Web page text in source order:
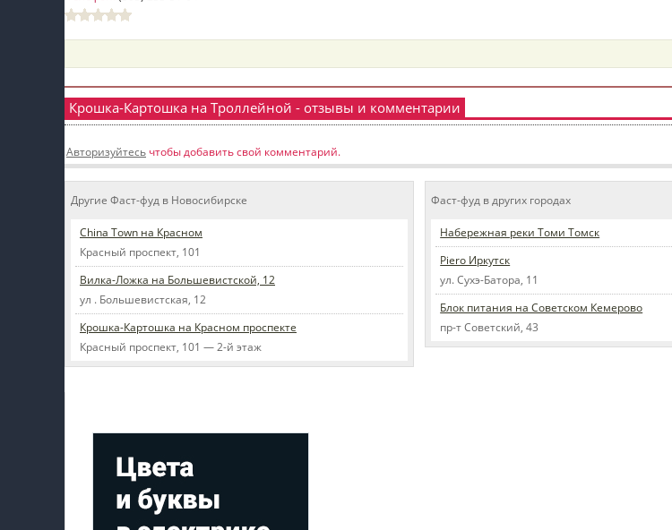
пїЅпїЅпїЅ
пїЅпїЅпїЅ
пїЅпїЅпїЅпїЅпїЅпїЅпїЅпїЅпїЅ
пїЅпїЅпїЅ пїЅпїЅпїЅпїЅпїЅ
пїЅпїЅпїЅпїЅпїЅпїЅпїЅпїЅпїЅпїЅ
Крошка-Картошка на Троллейной - отзывы и комментарии
Авторизуйтесь чтобы добавить свой комментарий.
Другие Фаст-фуд в Новосибирске
China Town на Красном
Красный проспект, 101
Вилка-Ложка на Большевистской, 12
ул . Большевистская, 12
Крошка-Картошка на Красном проспекте
Красный проспект, 101 — 2-й этаж
Фаст-фуд в других городах
Набережная реки Томи Томск
Piero Иркутск
ул. Сухэ-Батора, 11
Блок питания на Советском Кемерово
пр-т Советский, 43